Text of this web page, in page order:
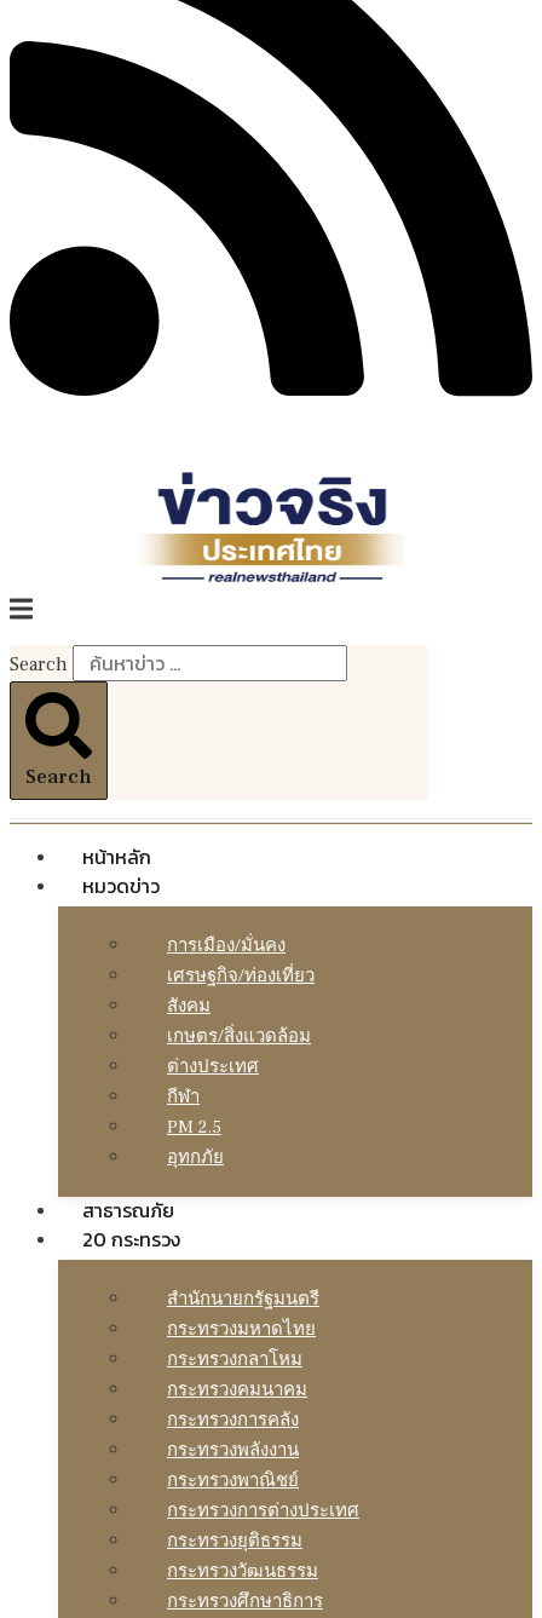
Search
Search
หน้าหลัก
หมวดข่าว
การเมือง/มั่นคง
เศรษฐกิจ/ท่องเที่ยว
สังคม
เกษตร/สิ่งแวดล้อม
ต่างประเทศ
กีฬา
PM 2.5
อุทกภัย
สาธารณภัย
20 กระทรวง
สํานักนายกรัฐมนตรี
กระทรวงมหาดไทย
กระทรวงกลาโหม
กระทรวงคมนาคม
กระทรวงการคลัง
กระทรวงพลังงาน
กระทรวงพาณิชย์
กระทรวงการต่างประเทศ
กระทรวงยุติธรรม
กระทรวงวัฒนธรรม
กระทรวงศึกษาธิการ